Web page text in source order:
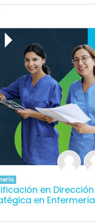
en Dirección
en Enfermería